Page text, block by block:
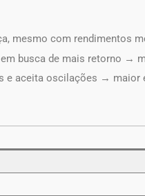
mesmo com rendimentos
busca de mais retorno →
e aceita oscilações → maior